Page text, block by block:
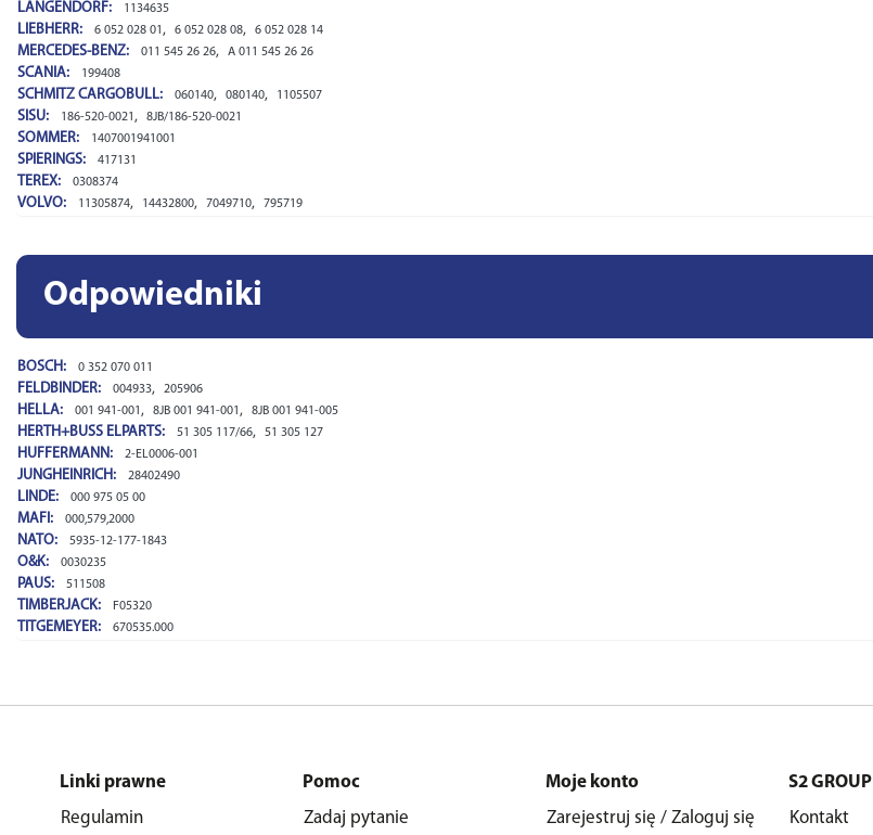
LANGENDORF: 1134635
LIEBHERR: 6 052 028 01 , 6 052 028 08, 6 052 028 14
MERCEDES-BENZ: 011 545 26 26, A 011 545 26 26
SCANIA: 199408
SCHMITZ CARGOBULL: 060140, 080140, 1105507
SISU: 186-520-0021 , 8JB/186-520-0021
SOMMER: 1407001941001
SPIERINGS: 417131
TEREX: 0308374
VOLVO: 11305874, 14432800, 7049710, 795719
Odpowiedniki
BOSCH: 0 352 070 011
FELDBINDER: 004933, 205906
HELLA: 001 941-001 , 8JB 001 941-001 , 8JB 001 941-005
HERTH+BUSS ELPARTS: 51 305 117/66, 51 305 127
HUFFERMANN: 2-EL0006-001
JUNGHEINRICH: 28402490
LINDE: 000 975 05 00
MAFI: 000,579,2000
NATO: 5935-12-177-1843
O&K: 0030235
PAUS: 511508
TIMBERJACK: F05320
TITGEMEYER: 670535.000
Linki prawne
Regulamin
Pomoc
Zadaj pytanie
Moje konto
Zarejestruj się / Zaloguj się
S2 GROUP
Kontakt